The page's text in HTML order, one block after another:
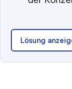
Lösung